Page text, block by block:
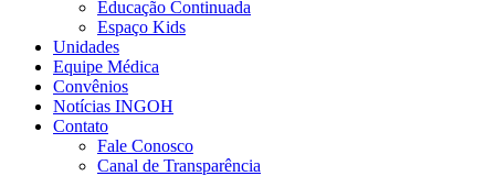
Educação Continuada
Espaço Kids
Unidades
Equipe Médica
Convênios
Notícias INGOH
Contato
Fale Conosco
Canal de Transparência